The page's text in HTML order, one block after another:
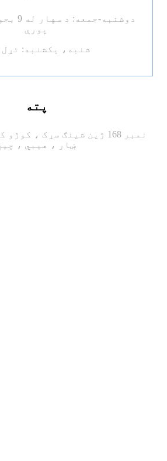
پورې
شنبه، یکشنبه: تړل
پته
نمبر 168 ژین شینګ سړک ،
ښار ، هیبي ،